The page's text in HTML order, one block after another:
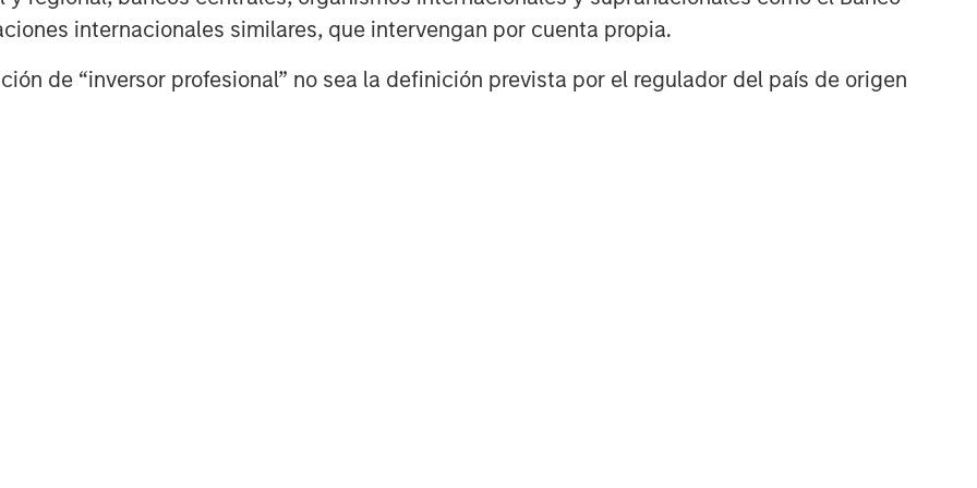
internacionales similares, que intervengan por cuenta propia.
de “inversor profesional” no sea la definición prevista por el regulador del país de origen
To date, Morgan Stanley Private
about Morgan Stanley Private
im/capitalpartners